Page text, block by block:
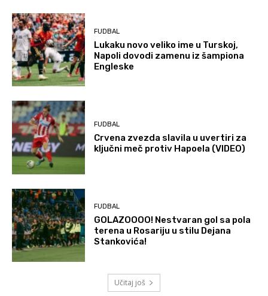
FUDBAL
Lukaku novo veliko ime u Turskoj,
Napoli dovodi zamenu iz šampiona
Engleske
FUDBAL
Crvena zvezda slavila u uvertiri za
ključni meč protiv Hapoela (VIDEO)
FUDBAL
GOLAZOOOO! Nestvaran gol sa pola
terena u Rosariju u stilu Dejana
Stankovića!
Učitaj još